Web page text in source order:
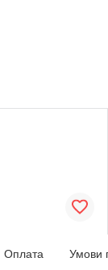
Оплата Умови